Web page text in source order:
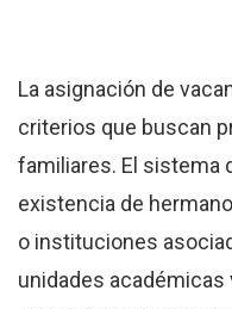
La asignación de
criterios que buscan
familiares. El sistema
existencia de
o instituciones
unidades académicas